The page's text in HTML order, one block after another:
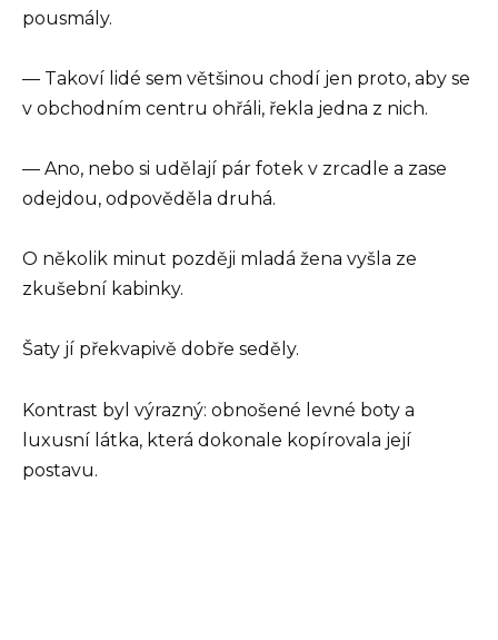
pousmály.
— Takoví lidé sem většinou chodí jen proto, aby se
v obchodním centru ohřáli, řekla jedna z nich.
— Ano, nebo si udělají pár fotek v zrcadle a zase
odejdou, odpověděla druhá.
O několik minut později mladá žena vyšla ze
zkušební kabinky.
Šaty jí překvapivě dobře seděly.
Kontrast byl výrazný: obnošené levné boty a
luxusní látka, která dokonale kopírovala její
postavu.